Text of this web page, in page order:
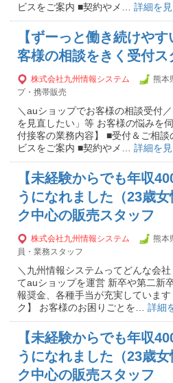
ビスをご案内 ■契約やメ… 詳細を見
【ずーっと働き続けや
客様の相談をきく受付ス
株式会社九州情報システム 熊本
プ・携帯販売
＼auショップでお客様の相談受付
を見直したい」等 お客様の悩みを
付接客の業務内容】 ■受付＆ご相
ビスをご案内 ■契約やメ… 詳細を見
【未経験からでも年収
うになれました（23歳
ク中心の販売スタッフ
株式会社九州情報システム 熊本
員・業務スタッフ
＼九州情報システムってどんな会
てauショップを運営 新卒や第二新
報奨金、各種手当が充実していま
ク】 お客様のお困りごとを… 詳細
【未経験からでも年収
うになれました（23歳
ク中心の販売スタッフ